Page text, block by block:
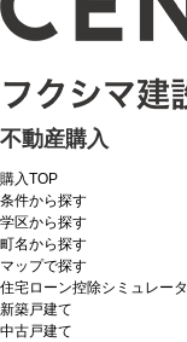
不動産購入
購入TOP
条件から探す
学区から探す
町名から探す
マップで探す
住宅ローン控除シミュレータ
新築戸建て
中古戸建て